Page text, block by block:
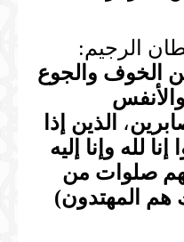
الرجيم:
الخوف والجوع
،
الذين إذا
لله وإنا إليه
صلوات من
هم المهتدون)